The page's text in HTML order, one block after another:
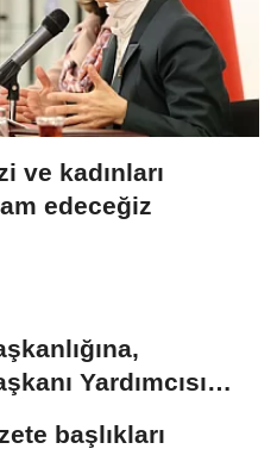
ve kadınları
edeceğiz
Yardımcısı
başlıkları